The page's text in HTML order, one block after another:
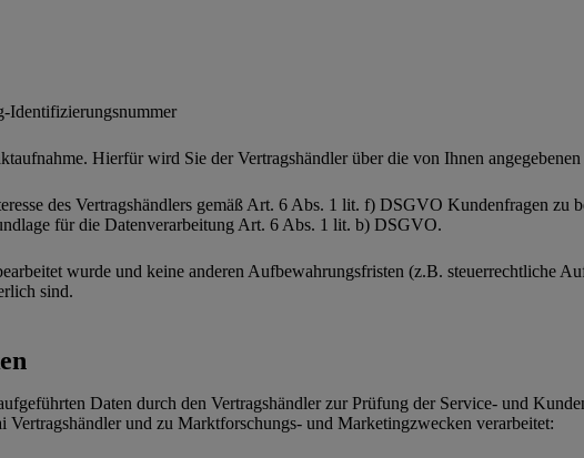
Identifizierungsnummer
Hierfür wird Sie der Vertragshändler über die von Ihnen
des Vertragshändlers gemäß Art. 6 Abs. 1 lit. f) DSGVO Kundenfragen
für die Datenverarbeitung Art. 6 Abs. 1 lit. b) DSGVO.
wurde und keine anderen Aufbewahrungsfristen (z.B. steuerrechtliche
sind.
Daten durch den Vertragshändler zur Prüfung der Service- und
und zu Marktforschungs- und Marketingzwecken verarbeitet: